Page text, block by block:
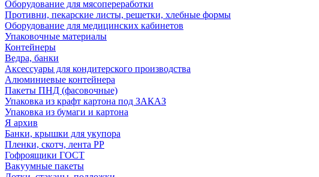
Оборудование для мясопереработки
Противни, пекарские листы, решетки, хлебные формы
Оборудование для медицинских кабинетов
Упаковочные материалы
Контейнеры
Ведра, банки
Аксессуары для кондитерского производства
Алюминиевые контейнера
Пакеты ПНД (фасовочные)
Упаковка из крафт картона под ЗАКАЗ
Упаковка из бумаги и картона
Я архив
Банки, крышки для укупора
Пленки, скотч, лента РР
Гофроящики ГОСТ
Вакуумные пакеты